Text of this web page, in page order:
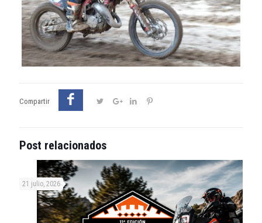
Compartir
Post relacionados
21 julio, 2026